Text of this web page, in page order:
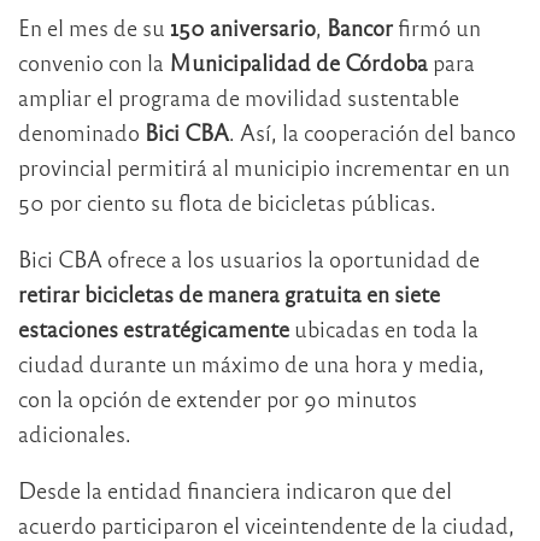
En el mes de su 150 aniversario, Bancor firmó un
convenio con la Municipalidad de Córdoba para
ampliar el programa de movilidad sustentable
denominado Bici CBA. Así, la cooperación del banco
provincial permitirá al municipio incrementar en un
50 por ciento su flota de bicicletas públicas.
Bici CBA ofrece a los usuarios la oportunidad de
retirar bicicletas de manera gratuita en siete
estaciones estratégicamente ubicadas en toda la
ciudad durante un máximo de una hora y media,
con la opción de extender por 90 minutos
adicionales.
Desde la entidad financiera indicaron que del
acuerdo participaron el viceintendente de la ciudad,